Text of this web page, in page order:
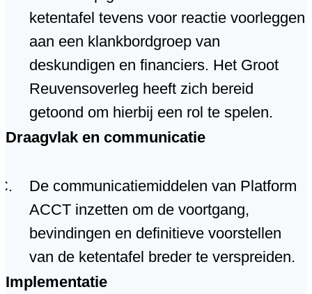
ketentafel tevens voor reactie voorleggen
aan een klankbordgroep van
deskundigen en financiers. Het Groot
Reuvensoverleg heeft zich bereid
getoond om hierbij een rol te spelen.
Draagvlak en communicatie
De communicatiemiddelen van Platform
ACCT inzetten om de voortgang,
bevindingen en definitieve voorstellen
van de ketentafel breder te verspreiden.
Implementatie